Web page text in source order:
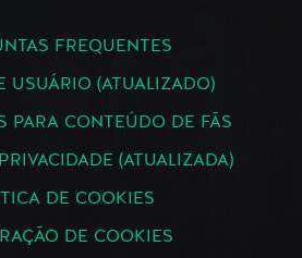
FREQUENTES
USUÁRIO (ATUALIZADO)
PARA CONTEÚDO DE FÃS
(ATUALIZADA)
DE COOKIES
DE COOKIES